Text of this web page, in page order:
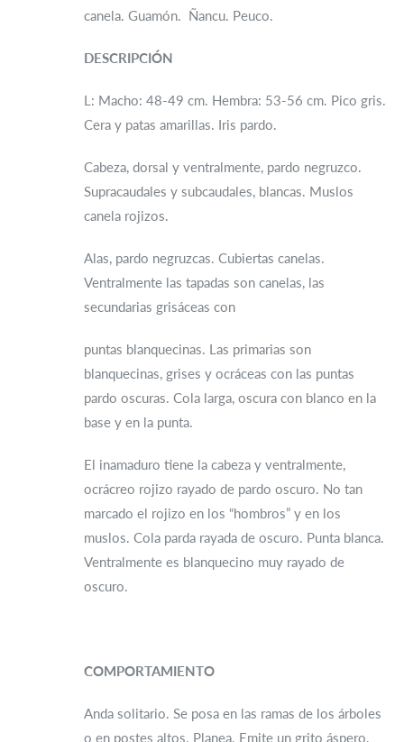
canela. Guamón. Ñancu. Peuco.
DESCRIPCIÓN
L: Macho: 48-49 cm. Hembra: 53-56 cm. Pico gris.
Cera y patas amarillas. Iris pardo.
Cabeza, dorsal y ventralmente, pardo negruzco.
Supracaudales y subcaudales, blancas. Muslos
canela rojizos.
Alas, pardo negruzcas. Cubiertas canelas.
Ventralmente las tapadas son canelas, las
secundarias grisáceas con
puntas blanquecinas. Las primarias son
blanquecinas, grises y ocráceas con las puntas
pardo oscuras. Cola larga, oscura con blanco en la
base y en la punta.
El inamaduro tiene la cabeza y ventralmente,
ocrácreo rojizo rayado de pardo oscuro. No tan
marcado el rojizo en los “hombros” y en los
muslos. Cola parda rayada de oscuro. Punta blanca.
Ventralmente es blanquecino muy rayado de
oscuro.
COMPORTAMIENTO
Anda solitario. Se posa en las ramas de los árboles
o en postes altos. Planea. Emite un grito áspero,